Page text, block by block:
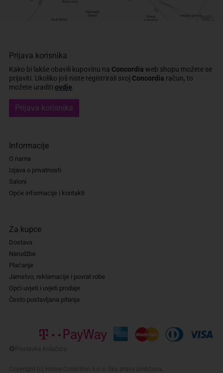
Prijava korisnika
Kako bi lakše obavili kupovinu na Concordia web shopu možete se
prijaviti. Ukoliko još niste registrirali svoj Concordia račun, to
možete uraditi ovdje
Prijava korisnika
Informacije
O nama
Izjava o privatnosti
Saloni
Opće informacije i kontakti
Za kupce
Dostava
Narudžbe
Plaćanje
Jamstvo, reklamacije i povrat robe
Opći uvjeti i uvjeti prodaje
Često postavljana pitanja